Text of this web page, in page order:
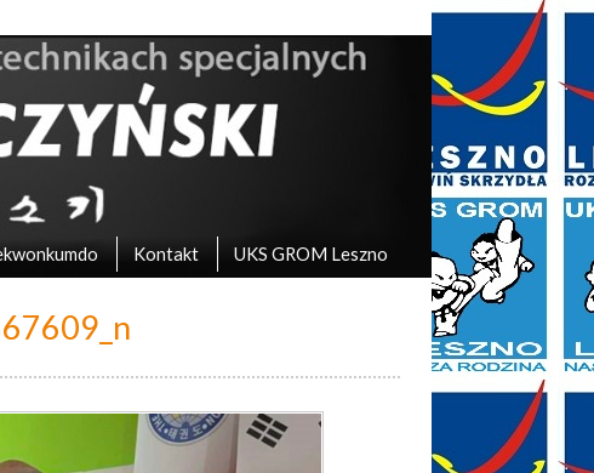
Kontakt UKS GROM Leszno